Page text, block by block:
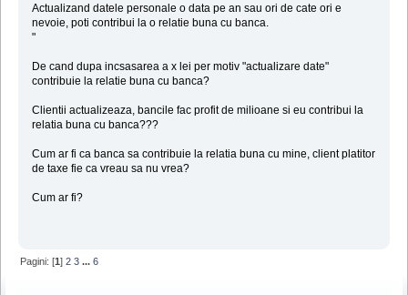
Actualizand datele personale o data pe an sau ori de cate ori e
nevoie, poti contribui la o relatie buna cu banca.
"
De cand dupa incsasarea a x lei per motiv "actualizare date"
contribuie la relatie buna cu banca?
Clientii actualizeaza, bancile fac profit de milioane si eu contribui la
relatia buna cu banca???
Cum ar fi ca banca sa contribuie la relatia buna cu mine, client platitor
de taxe fie ca vreau sa nu vrea?
Cum ar fi?
Pagini: [1]2 3 ...6